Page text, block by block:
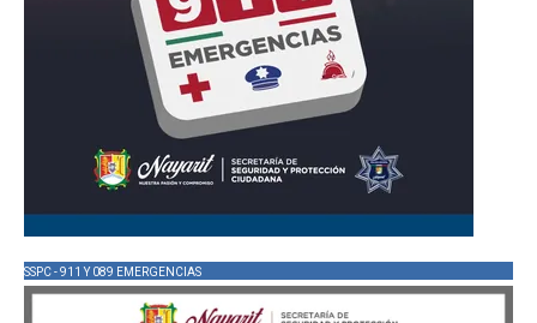
SSPC - 911 Y 089 EMERGENCIAS